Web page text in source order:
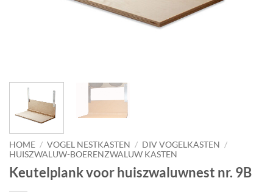
HOME / VOGEL NESTKASTEN / DIV VOGELKASTEN /
HUISZWALUW-BOERENZWALUW KASTEN
Keutelplank voor huiszwaluwnest nr. 9B